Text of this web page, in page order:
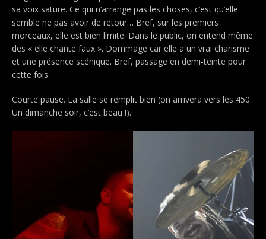
sa voix sature. Ce qui n’arrange pas les choses, c’est qu’elle
semble ne pas avoir de retour… Bref, sur les premiers
morceaux, elle est bien limite. Dans le public, on entend même
des « elle chante faux ». Dommage car elle a un vrai charisme
et une présence scénique. Bref, passage en demi-teinte pour
cette fois.
Courte pause. La salle se remplit bien (on arrivera vers les 450.
Un dimanche soir, c’est beau !).